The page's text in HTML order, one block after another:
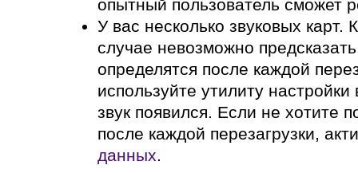
опытный пользователь сможет
У вас несколько звуковых
случае невозможно
определятся после каждой
используйте утилиту
звук появился. Если не хотите
после каждой перезагрузки,
данных.